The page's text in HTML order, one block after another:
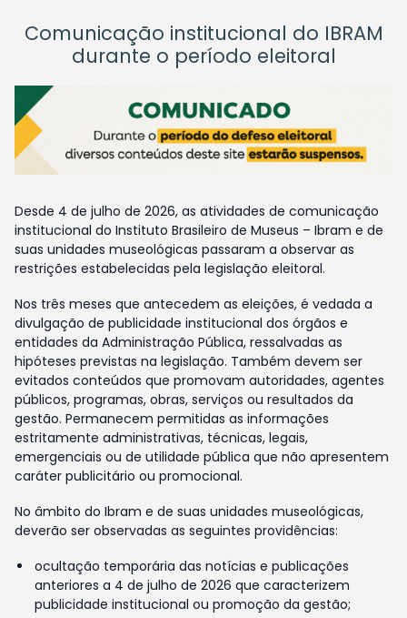
Comunicação institucional do IBRAM
durante o período eleitoral
Desde 4 de julho de 2026, as atividades de comunicação
institucional do Instituto Brasileiro de Museus – Ibram e de
suas unidades museológicas passaram a observar as
restrições estabelecidas pela legislação eleitoral.
Nos três meses que antecedem as eleições, é vedada a
divulgação de publicidade institucional dos órgãos e
entidades da Administração Pública, ressalvadas as
hipóteses previstas na legislação. Também devem ser
evitados conteúdos que promovam autoridades, agentes
públicos, programas, obras, serviços ou resultados da
gestão. Permanecem permitidas as informações
estritamente administrativas, técnicas, legais,
emergenciais ou de utilidade pública que não apresentem
caráter publicitário ou promocional.
No âmbito do Ibram e de suas unidades museológicas,
deverão ser observadas as seguintes providências:
ocultação temporária das notícias e publicações
anteriores a 4 de julho de 2026 que caracterizem
publicidade institucional ou promoção da gestão;